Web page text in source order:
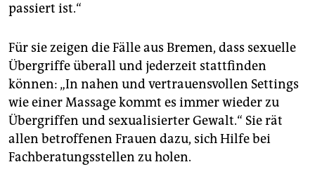
passiert ist.“
Für sie zeigen die Fälle aus Bremen, dass sexuelle
Übergriffe überall und jederzeit stattfinden
können: „In nahen und vertrauensvollen Settings
wie einer Massage kommt es immer wieder zu
Übergriffen und sexualisierter Gewalt.“ Sie rät
allen betroffenen Frauen dazu, sich Hilfe bei
Fachberatungsstellen zu holen.